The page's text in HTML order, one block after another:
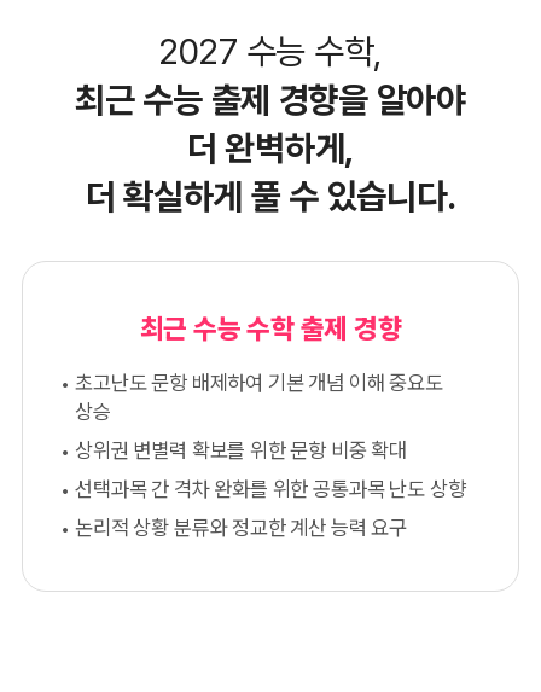
2027 수능 수학,
최근 수능 출제 경향을 알아야
더 완벽하게,
더 확실하게 풀 수 있습니다.
최근 수능 수학 출제 경향
초고난도 문항 배제하여 기본 개념 이해 중요도
상승
상위권 변별력 확보를 위한 문항 비중 확대
선택과목 간 격차 완화를 위한 공통과목 난도 상향
논리적 상황 분류와 정교한 계산 능력 요구